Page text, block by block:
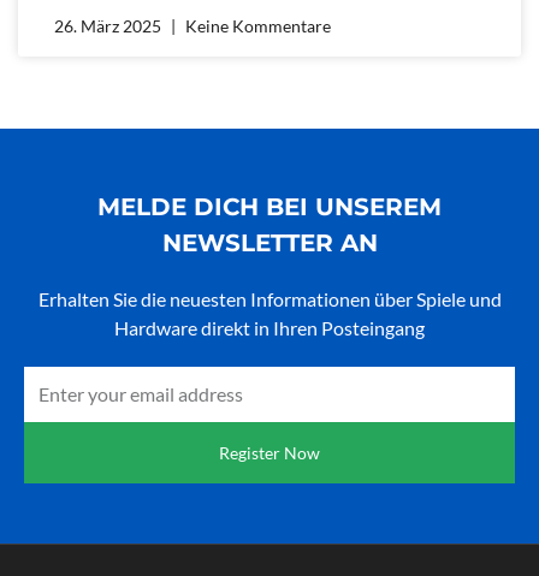
26. März 2025 Keine Kommentare
MELDE DICH BEI UNSEREM
NEWSLETTER AN
Erhalten Sie die neuesten Informationen über Spiele und
Hardware direkt in Ihren Posteingang
Register Now